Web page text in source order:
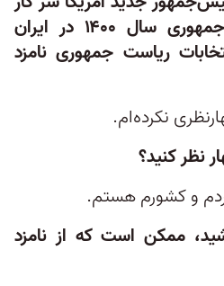
بیاید، انتخابات ریاست‌جمهوری سال ۱۴۰۰ در ایران
ریاست جمهوری نامزد
نکرده‌ام.
نظر کنید؟
و کشورم هستم.
ممکن است که از نامزد